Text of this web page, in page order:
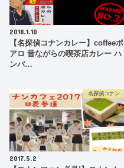
2018.1.10
【名探偵コナンカレー】coffeeポ
アロ 昔ながらの喫茶店カレー ハ
ンバ…
名探偵コナン
2017.5.2